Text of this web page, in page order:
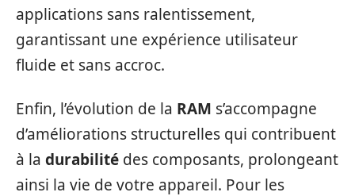
applications sans ralentissement,
garantissant une expérience utilisateur
fluide et sans accroc.
Enfin, l’évolution de la RAM s’accompagne
d’améliorations structurelles qui contribuent
à la durabilité des composants, prolongeant
ainsi la vie de votre appareil. Pour les